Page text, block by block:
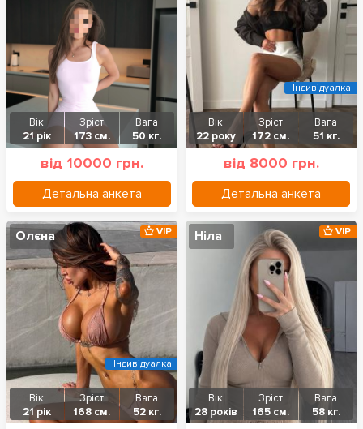
Вік
21 рік
Зріст
173 см.
Вага
50 кг.
від 10000 грн.
Детальна анкета
Вік
22 року
Зріст
172 см.
Вага
51 кг.
від 8000 грн.
Детальна анкета
Індивідуалка
Олєна
Вік
21 рік
Зріст
168 см.
Вага
52 кг.
VIP
Індивідуалка
Ніла
Вік
28 років
Зріст
165 см.
Вага
58 кг.
VIP